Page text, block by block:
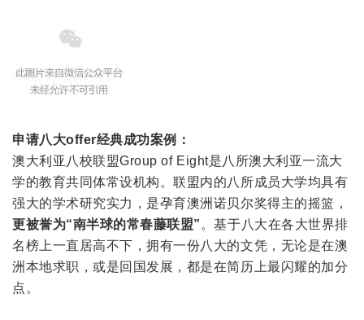
申请八大offer经典成功案例：
澳大利亚八校联盟Group of Eight是八所澳大利亚一流大
学的教育共同体常设机构。联盟内的八所成员大学均具有
强大的学术研究实力，是孕育澳洲诺贝尔奖得主的摇篮，
更被誉为“南半球的常春藤联盟” 。基于八大在各大世界排
名榜上一直居高不下，拥有一份八大的文凭，无论是在澳
洲本地求职，或是回国发展，都是在简历上最闪耀的加分
点。